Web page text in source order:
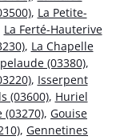
, La Petite-
La Ferté-Hauterive
, La Chapelle
(03380),
, Isserpent
(03600), Huriel
(03270), Gouise
, Gennetines